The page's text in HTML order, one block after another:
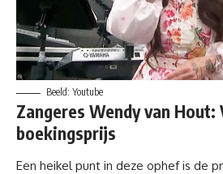
Beeld: Youtube
Zangeres Wendy van Hout:
boekingsprijs
Een heikel punt in deze ophef is de